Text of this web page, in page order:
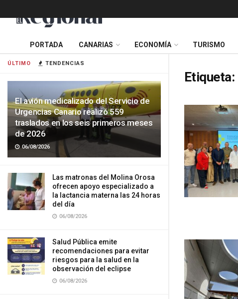
ÚLTIMO TENDENCIAS
El avión medicalizado del Servicio de
Urgencias Canario realizó 559
traslados en los seis primeros meses
de 2026
06/08/2026
Las matronas del Molina Orosa
ofrecen apoyo especializado a
la lactancia materna las 24 horas
del día
06/08/2026
Salud Pública emite
recomendaciones para evitar
riesgos para la salud en la
observación del eclipse
06/08/2026
PORTADA CANARIAS ECONOMÍA TURISMO
Etiqueta: